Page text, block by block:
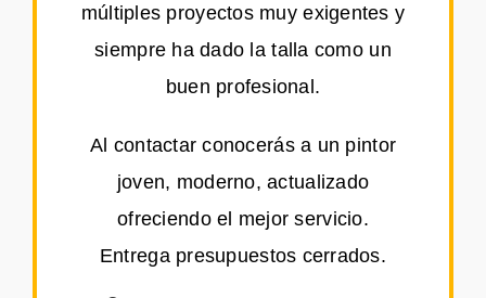
múltiples proyectos muy exigentes y
siempre ha dado la talla como un
buen profesional.
Al contactar conocerás a un pintor
joven, moderno, actualizado
ofreciendo el mejor servicio.
Entrega presupuestos cerrados.